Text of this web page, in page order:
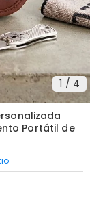
1 / 4
Portátil de